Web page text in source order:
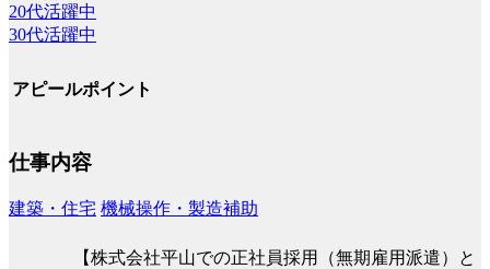
20代活躍中
30代活躍中
アピールポイント
仕事内容
建築・住宅 機械操作・製造補助
【株式会社平山での正社員採用（無期雇用派遣）と